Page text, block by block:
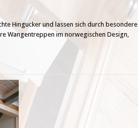
Hingucker und lassen sich durch besondere
Wangentreppen im norwegischen Design,